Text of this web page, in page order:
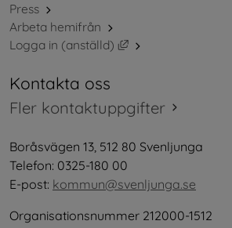
Press
Arbeta hemifrån
Logga in (anställd)
Länk till annan
Kontakta oss
Fler kontaktuppgifter
Boråsvägen 13, 512 80 Svenljunga
Telefon: 0325-180 00
E-post: kommun@svenljunga.se
Organisationsnummer 212000-1512